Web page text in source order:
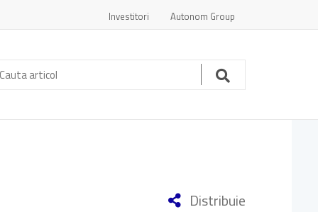
Investitori Autonom Group
Cauta
Distribuie